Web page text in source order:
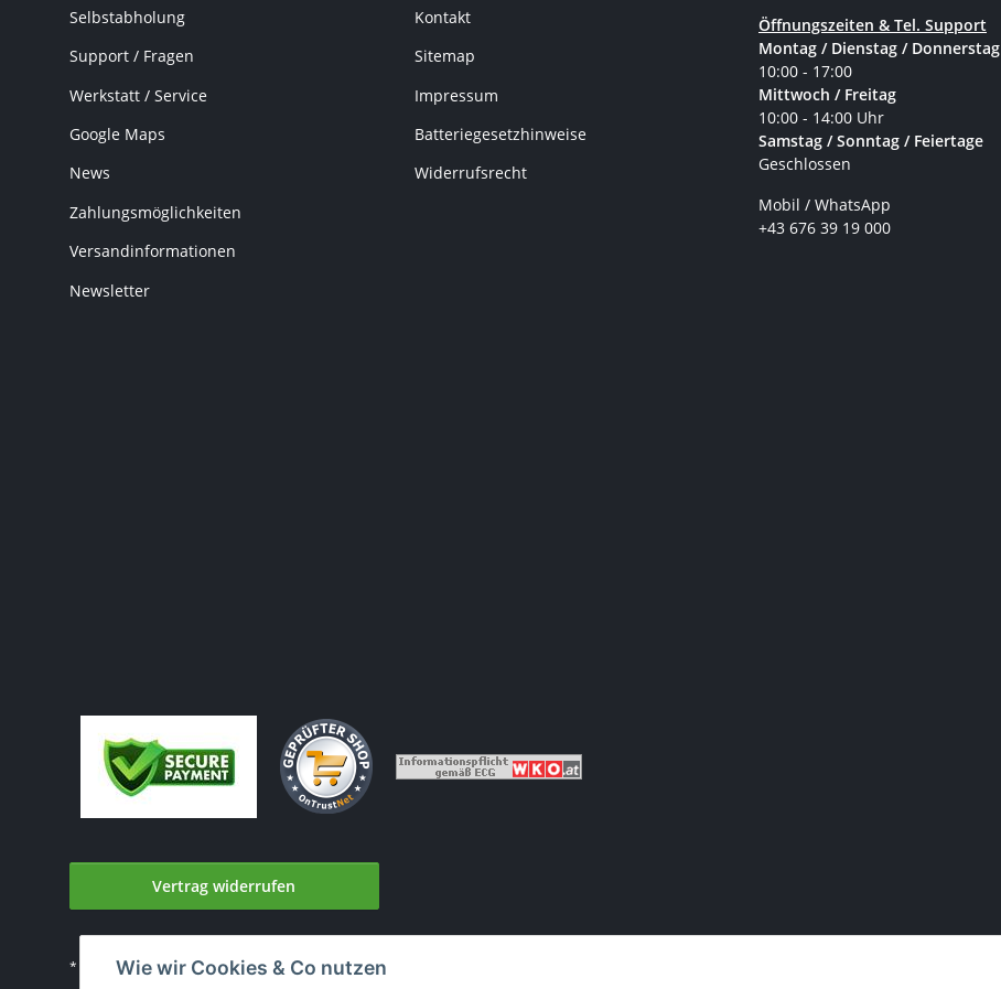
Wie wir Cookies & Co nutzen
Selbstabholung
Support / Fragen
Werkstatt / Service
Google Maps
News
Zahlungsmöglichkeiten
Versandinformationen
Newsletter
Kontakt
Sitemap
Impressum
Batteriegesetzhinweise
Widerrufsrecht
Öffnungszeiten & Tel. Support
Montag / Dienstag / Donnerstag
10:00 - 17:00
Mittwoch / Freitag
10:00 - 14:00 Uhr
Samstag / Sonntag / Feiertage
Geschlossen
Mobil / WhatsApp
+43 676 39 19 000
Vertrag widerrufen
* Alle Preise inkl. gesetzlicher USt., zzgl. Versand